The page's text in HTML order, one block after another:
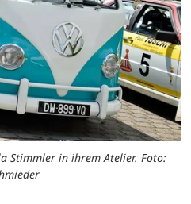
Stimmler in ihrem Atelier. Foto: